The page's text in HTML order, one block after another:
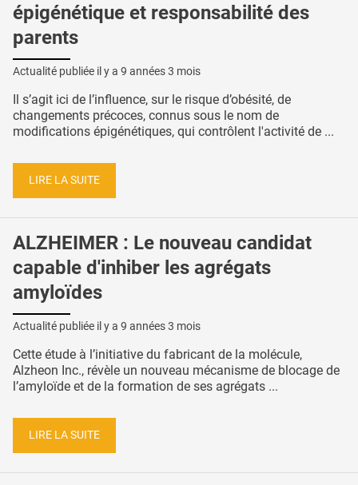
épigénétique et responsabilité des
parents
Actualité publiée il y a 9 années 3 mois
Il s’agit ici de l’influence, sur le risque d’obésité, de
changements précoces, connus sous le nom de
modifications épigénétiques, qui contrôlent l'activité de ...
LIRE LA SUITE
ALZHEIMER : Le nouveau candidat
capable d'inhiber les agrégats
amyloïdes
Actualité publiée il y a 9 années 3 mois
Cette étude à l’initiative du fabricant de la molécule,
Alzheon Inc., révèle un nouveau mécanisme de blocage de
l’amyloïde et de la formation de ses agrégats ...
LIRE LA SUITE